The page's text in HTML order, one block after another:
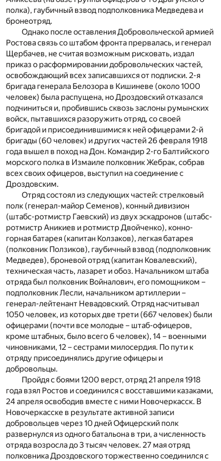
полка), гаубичный взвод подполковника Медведева и
бронеотряд.
Однако после оставления Добровольческой армией
Ростова связь со штабом фронта прервалась, и генерал
Щербачев, не считая возможным рисковать, издал
приказ о расформировании добровольческих частей,
освобождающий всех записавшихся от подписки. 2-я
бригада генерала Белозора в Кишиневе (около 1000
человек) была распущена, но Дроздовский отказался
подчиниться и, пробившись сквозь заслоны румынских
войск, пытавшихся разоружить отряд, со своей
бригадой и присоединившимися к ней офицерами 2-й
бригады (60 человек) и других частей 26 февраля 1918
года вышел в поход на Дон. Командир 2-го Балтийского
морского полка в Измаиле полковник Жебрак, собрав
всех своих офицеров, выступил на соединение с
Дроздовским.
Отряд состоял из следующих частей: стрелковый
полк (генерал-майор Семенов), конный дивизион
(штабс-ротмистр Гаевский) из двух эскадронов (штабс-
ротмистр Аникиев и ротмистр Двойченко), конно-
горная батарея (капитан Колзаков), легкая батарея
(полковник Ползиков), гаубичный взвод (подполковник
Медведев), броневой отряд (капитан Ковалевский),
техническая часть, лазарет и обоз. Начальником штаба
отряда был полковник Войналович, его помощником –
подполковник Лесли, начальником артиллерии –
генерал-лейтенант Невадовский. Отряд насчитывал
1050 человек, из которых две трети (667 человек) были
офицерами (почти все молодые – штаб-офицеров,
кроме штабных, было всего 6 человек), 14 – военными
чиновниками, 12 – сестрами милосердия. По пути к
отряду присоединялись другие офицеры и
добровольцы.
Пройдя с боями 1200 верст, отряд 21 апреля 1918
года взял Ростов и соединился с восставшими казаками,
24 апреля освободив вместе с ними Новочеркасск. В
Новочеркасске в результате активной записи
добровольцев через 10 дней Офицерский полк
развернулся из одного батальона в три, а численность
отряда возросла до 3 тысяч человек. 27 мая отряд
полковника Дроздовского торжественно соединился с